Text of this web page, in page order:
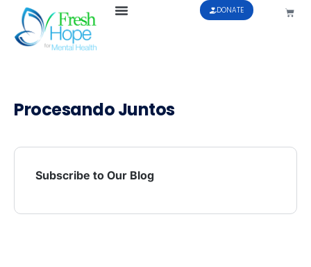
DONATE
Procesando Juntos
Subscribe to Our Blog